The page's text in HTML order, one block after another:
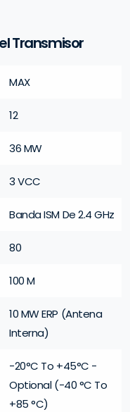
Transmisor
MAX
12
36 MW
3 VCC
Banda ISM De 2.4 GHz
80
100 M
10 MW ERP (Antena
Interna)
-20°C To +45°C -
Optional (-40 °C To
+85 °C)